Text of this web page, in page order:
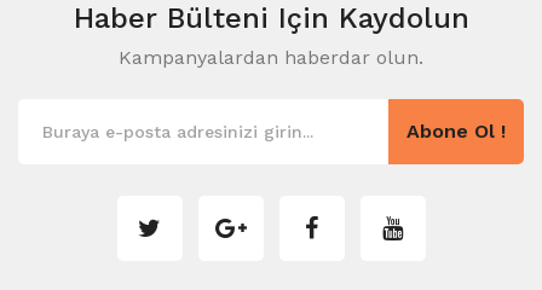
Haber Bülteni Için Kaydolun
Kampanyalardan haberdar olun.
Abone Ol !